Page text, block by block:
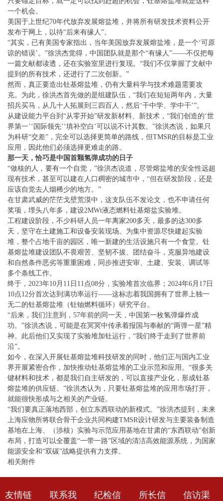
一个机会。
美国于上世纪70年代放弃发展熔盐堆，并将所有研发技术资料公开
发布于网上，以待“后来有缘人”。
“其实，已有美国专家指出，当年美国放弃发展熔盐堆，是一个‘可原
谅的错误’。”徐洪杰觉得，中国团队就是那个“有缘人”——不仅把每
一篇文献都读透，还在实验室里进行复现。“我们不仅掌握了文献中
提到的所有技术，还进行了二次创新。”
然而，真正要造出钍基熔盐堆，仍有大量科学与技术难题需要攻
克。为此，徐洪杰首先做的是组建队伍，“我们在短短两年内，大量
招兵买马，从几十人拓展到三四百人，然后‘干中学、学中干’”。
从建设能力平台到“从零开始”研发新材料、新技术，“我们创造的‘世
界第一’‘国际领先’‘填补空白’可以说不计其数。”徐洪杰说，如果只
为科研“交差”，完全可以选择更简单的路线，但TMSR的目标是工业
应用，因此他们必须选择更难走的路。
那一天，恰巧是中国首颗氢弹成功的日子
“做核的人，要有一个自觉，”徐洪杰说道，尽管熔盐堆的安全性远超
现有技术，甚至可以建在人口稠密的城市中，“但在研发阶段，还是
应该自觉去人烟稀少的地方。”
在甘肃武威的茫茫戈壁荒漠中，这支队伍不发论文，也不申请任何
奖项，埋头八年多，建设2MWt液态燃料钍基熔盐实验堆。
工程建设阶段，不少科研人员一年离家200多天，最多的达300多
天，坚守在土建施工和设备安装现场。为集中资源尽快建起实验
堆，整个占地千亩的园区，唯一新建的生活设施只有一个食堂。钍
基熔盐堆建设团队不畏艰苦、坚韧不拔、团结奋斗，克服异地建设
和自然条件恶劣等重重困难，同步推进安审、土建、安装、调试等
多个条线工作。
终于，2023年10月11日11点08分，实验堆首次临界；2024年6月17日
10点12分首次达到满功率运行——这标志着我国拥有了世界上独一
无二的钍基熔盐堆（钍铀燃料循环）研究平台。
“后来，我们注意到，57年前的同一天，中国第一枚氢弹爆炸成
功。”徐洪杰说，可能是在冥冥中传承着报国与奉献的“两弹一星”精
神。此后他们又实现了实验堆加钍运行，“我们终于走到了世界前
沿”。
如今，在深入开展钍基熔盐堆科技研发的同时，他们正与国内工业
界开展紧密合作，加快推动钍基熔盐堆的工业示范和应用。“很多关
键材料和技术，都是我们自主研发的，可以直接产业化，形成钍基
熔盐堆的供应链。”徐洪杰认为，只要钍基熔盐堆的应用市场打开，
就能很快形成与之相关的产业链。
“我们要真正落地西部，创立东西联动的新模式。”徐洪杰提到，未来
上海应物所将联合骨干企业共同构建TMSR设计研发与主要装备制造
基地在上海、（涉核）实验与示范应用基地在甘肃的“东西联动”创新
布局，打造可以全覆盖“一带一路”区域的清洁高效能源系统，为国家
能源安全和“双碳”战略提供有力支撑。
相关附件
友情链 联系我 纪检信 所长信 信访渠